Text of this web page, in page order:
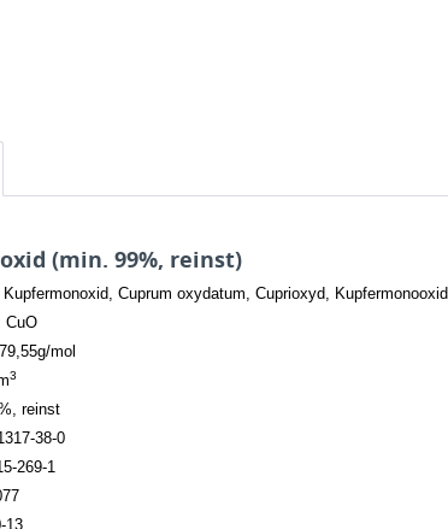
(min. 99%, reinst)
Cuprum oxydatum, Cuprioxyd, Kupfermonooxid
CuO
mol
3
reinst
38-0
269-1
13